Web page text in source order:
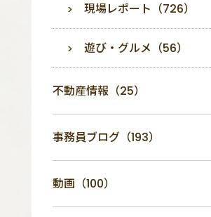
現場レポート（726）
遊び・グルメ（56）
不動産情報（25）
事務員ブログ（193）
動画（100）